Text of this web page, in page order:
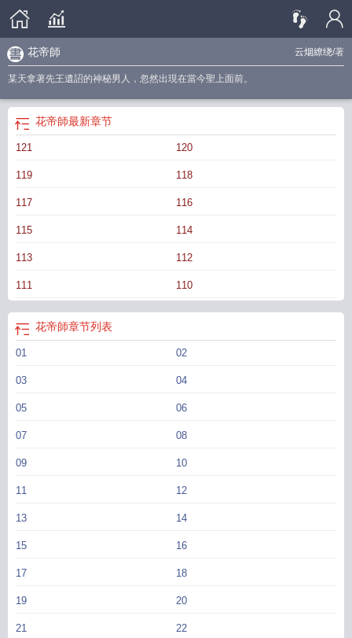
云烟繚绕/著
花帝師
某天拿著先王遺詔的神秘男人，忽然出現在當今聖上面前。
花帝師最新章节
121 120
119 118
117 116
115 114
113 112
111 110
花帝師章节列表
01 02
03 04
05 06
07 08
09 10
11 12
13 14
15 16
17 18
19 20
21 22